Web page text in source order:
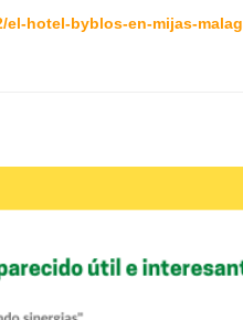
el-hotel-byblos-en-mijas-